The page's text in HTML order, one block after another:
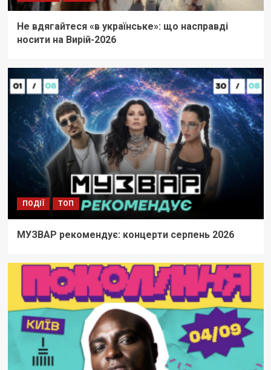
Не вдягайтеся «в українське»: що насправді
носити на Вирій-2026
ПОДІЇ ТОП
МУЗВАР рекомендує: концерти серпень 2026